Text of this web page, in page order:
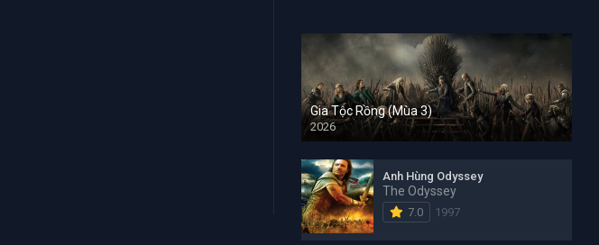
Gia Tộc Rồng (Mùa 3)
2026
Anh Hùng Odyssey
The Odyssey
7.0 1997